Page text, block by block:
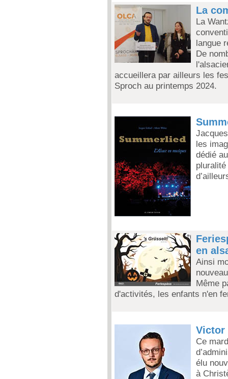
La
La
langue
De
accueillera par ailleurs les
Sproch au printemps 2024.
les
dédié
en
Ainsi
Même
d'activités, les enfants n'en
Victor
Ce
élu
à